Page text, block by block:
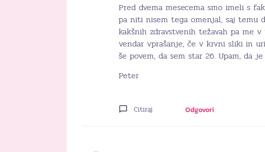
Pred dvema mesecema smo imeli s
pa niti nisem tega omenjal, saj temu
kakšnih zdravstvenih težavah pa me
vendar vprašanje, če v krvni sliki in
še povem, da sem star 26. Upam, da
Peter
Citiraj Odgovori